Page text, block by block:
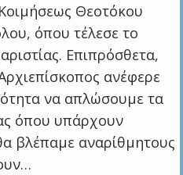
Θεοτόκου
όπου τέλεσε το
Επιπρόσθετα,
ανέφερε
να απλώσουμε τα
όπου υπάρχουν
βλέπαμε αναρίθμητους